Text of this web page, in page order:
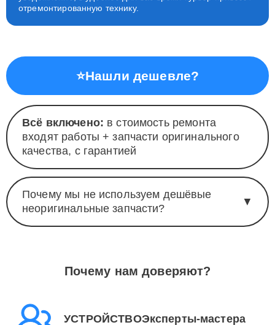
отремонтированную технику.
⭐Нашли дешевле?
Всё включено: в стоимость ремонта
входят работы + запчасти оригинального
качества, с гарантией
Почему мы не используем дешёвые
неоригинальные запчасти?
▼
Почему нам доверяют?
УСТРОЙСТВОЭксперты-мастера